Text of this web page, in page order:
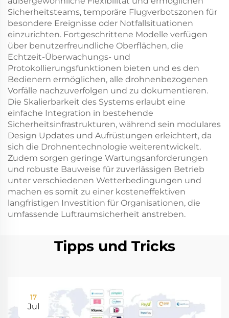
Sicherheitsteams, temporäre Flugverbotszonen für
besondere Ereignisse oder Notfallsituationen
einzurichten. Fortgeschrittene Modelle verfügen
über benutzerfreundliche Oberflächen, die
Echtzeit-Überwachungs- und
Protokollierungsfunktionen bieten und es den
Bedienern ermöglichen, alle drohnenbezogenen
Vorfälle nachzuverfolgen und zu dokumentieren.
Die Skalierbarkeit des Systems erlaubt eine
einfache Integration in bestehende
Sicherheitsinfrastrukturen, während sein modulares
Design Updates und Aufrüstungen erleichtert, da
sich die Drohnentechnologie weiterentwickelt.
Zudem sorgen geringe Wartungsanforderungen
und robuste Bauweise für zuverlässigen Betrieb
unter verschiedenen Wetterbedingungen und
machen es somit zu einer kosteneffektiven
langfristigen Investition für Organisationen, die
umfassende Luftraumsicherheit anstreben.
Tipps und Tricks
17
Jul